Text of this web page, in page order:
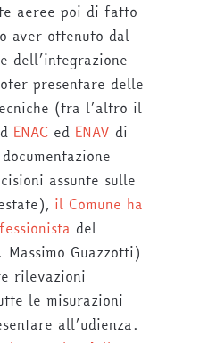
aeree poi di fatto
aver ottenuto dal
dell’integrazione
presentare delle
(tra l’altro il
ENAC ed ENAV di
assunte sulle
il Comune ha
del
Guazzotti)
rilevazioni
le misurazioni
all’udienza.